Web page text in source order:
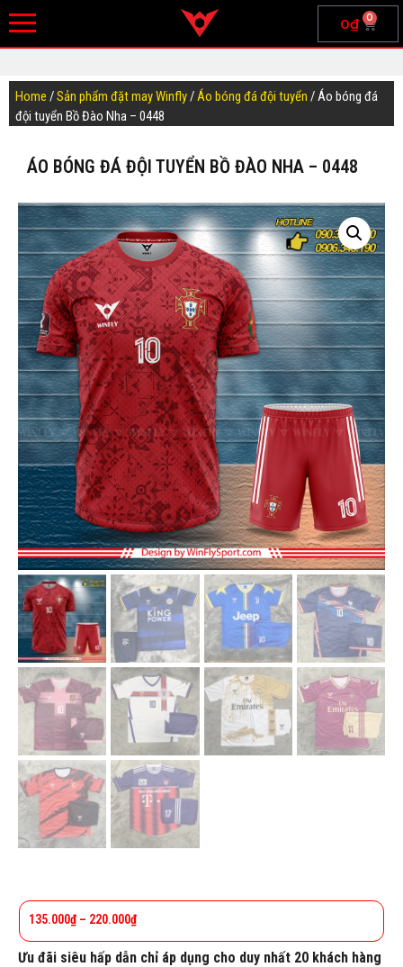
0₫ 0
Home /Sản phẩm đặt may Winfly/Áo bóng đá đội tuyển / Áo bóng đá
đội tuyển Bồ Đào Nha – 0448
ÁO BÓNG ĐÁ ĐỘI TUYỂN BỒ ĐÀO NHA – 0448
135.000₫ – 220.000₫
Ưu đãi siêu hấp dẫn chỉ áp dụng cho duy nhất 20 khách hàng